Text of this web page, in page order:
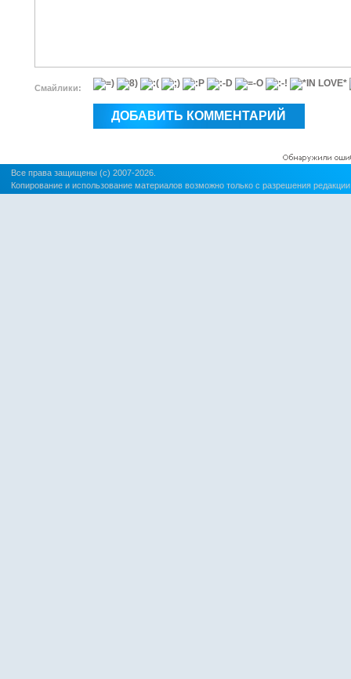
Смайлики:
Все права защищены (c) 2007-2026.
Копирование и использование материалов возможно только с разрешения